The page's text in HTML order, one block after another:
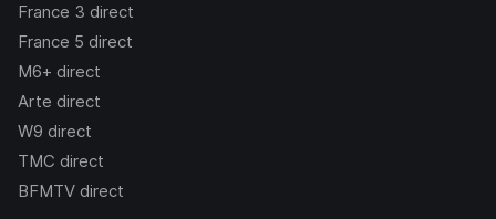
France 3 direct
France 5 direct
M6+ direct
Arte direct
W9 direct
TMC direct
BFMTV direct